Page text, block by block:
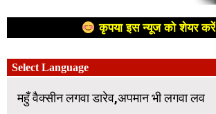
कृपया इस न्यूज को शेयर करें
महुँ वैक्सीन लगवा डारेव,अपमान भी लगवा लव